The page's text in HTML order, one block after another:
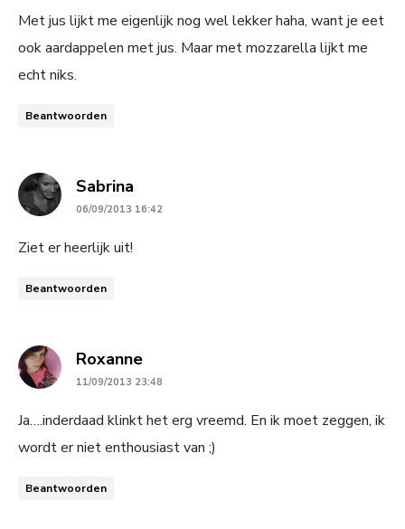
Met jus lijkt me eigenlijk nog wel lekker haha, want je eet
ook aardappelen met jus. Maar met mozzarella lijkt me
echt niks.
Beantwoorden
Sabrina
06/09/2013 16:42
Ziet er heerlijk uit!
Beantwoorden
Roxannesays:
11/09/2013 23:48
Ja….inderdaad klinkt het erg vreemd. En ik moet zeggen, ik
wordt er niet enthousiast van ;)
Beantwoorden